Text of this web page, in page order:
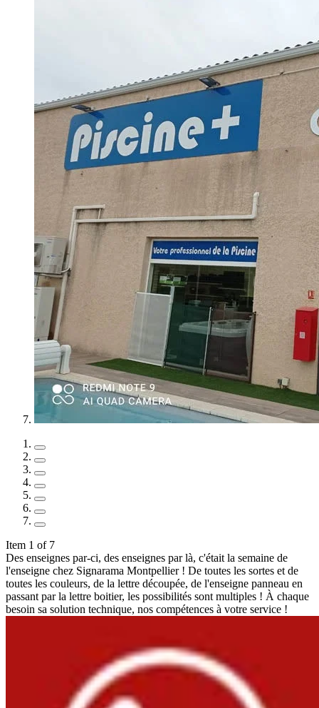
Item 1 of 7
Des enseignes par-ci, des enseignes par là, c'était la semaine de
l'enseigne chez Signarama Montpellier ! De toutes les sortes et de
toutes les couleurs, de la lettre découpée, de l'enseigne panneau en
passant par la lettre boitier, les possibilités sont multiples ! À chaque
besoin sa solution technique, nos compétences à votre service !